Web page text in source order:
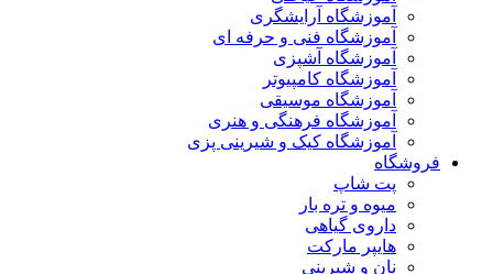
آموزشگاه آرایشگری
آموزشگاه فنی و حرفه ای
آموزشگاه آشپزی
آموزشگاه کامپیوتر
آموزشگاه موسیقی
آموزشگاه فرهنگی و هنری
آموزشگاه کیک و شیرینی پزی
فروشگاه
پت شاپ
میوه و تره بار
داروی گیاهی
هایپر مارکت
نان و شیرینی